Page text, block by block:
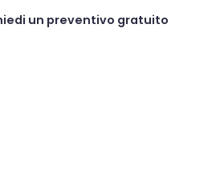
un preventivo gratuito